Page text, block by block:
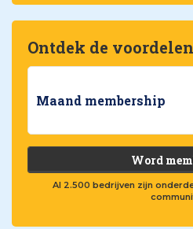
Ontdek de
Maand membership
Word
Al 2.500 bedrijven zijn